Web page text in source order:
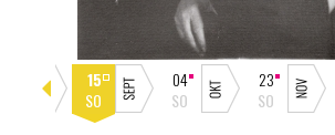
15
SO
04
SO
23
SO